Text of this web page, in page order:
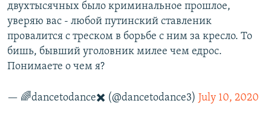
двухтысячных было криминальное прошлое,
уверяю вас - любой путинский ставленик
провалится с треском в борьбе с ним за кресло. То
бишь, бывший уголовник милее чем едрос.
Понимаете о чем я?
— 🌈dancetodance✖️ (@dancetodance3) July 10, 2020